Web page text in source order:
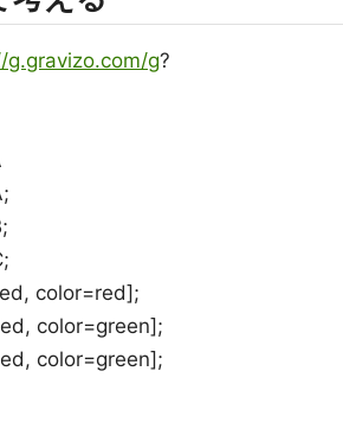
g.gravizo.com/g?
color=red];
color=green];
color=green];